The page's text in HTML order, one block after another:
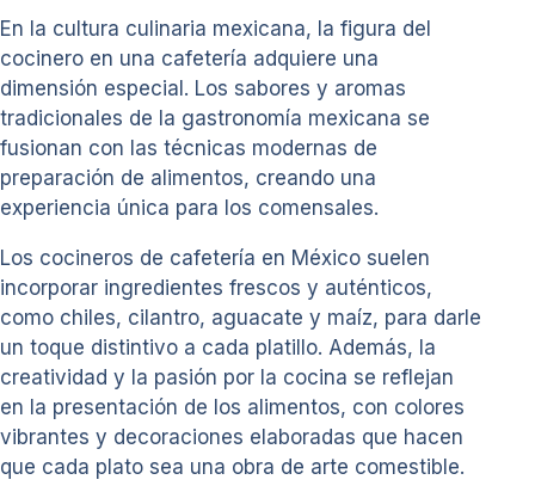
En la cultura culinaria mexicana, la figura del
cocinero en una cafetería adquiere una
dimensión especial. Los sabores y aromas
tradicionales de la gastronomía mexicana se
fusionan con las técnicas modernas de
preparación de alimentos, creando una
experiencia única para los comensales.
Los cocineros de cafetería en México suelen
incorporar ingredientes frescos y auténticos,
como chiles, cilantro, aguacate y maíz, para darle
un toque distintivo a cada platillo. Además, la
creatividad y la pasión por la cocina se reflejan
en la presentación de los alimentos, con colores
vibrantes y decoraciones elaboradas que hacen
que cada plato sea una obra de arte comestible.